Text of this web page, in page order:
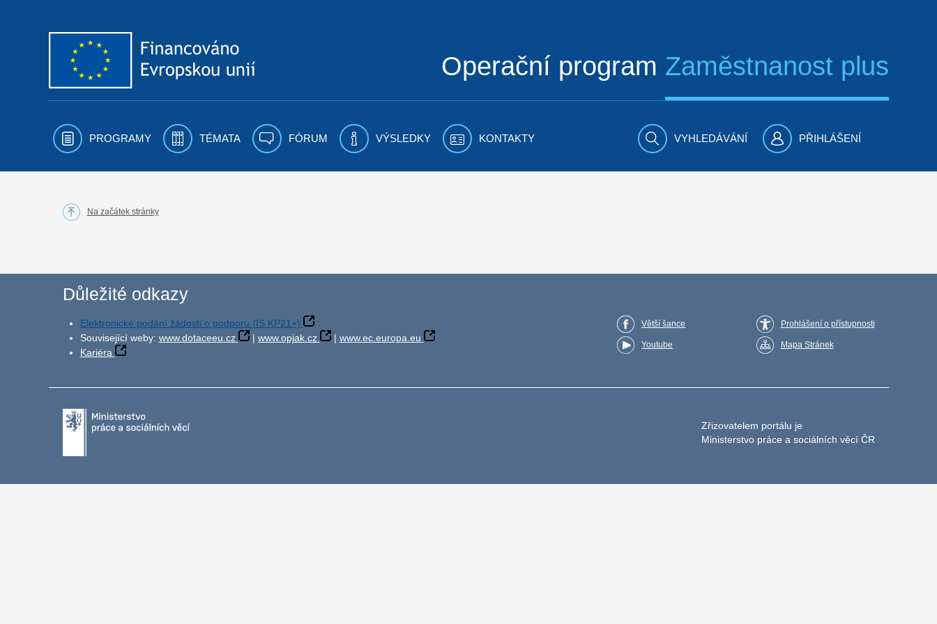
Operační program Zaměstnanost plus
PROGRAMY TÉMATA FÓRUM VÝSLEDKY KONTAKTY VYHLEDÁVÁNÍ PŘIHLÁŠENÍ
Na začátek stránky
Důležité odkazy
Elektronické podání žádosti o podporu (IS KP21+)
Související weby: www.dotaceeu.cz | www.opjak.cz | www.ec.europa.eu
Kariéra
Větší šance
Youtube
Prohlášení o přístupnosti
Mapa Stránek
Zřizovatelem portálu je
Ministerstvo práce a sociálních věcí ČR